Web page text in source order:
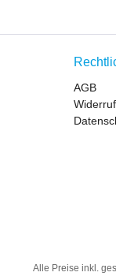
AGB
Widerruf
Alle Preise inkl.